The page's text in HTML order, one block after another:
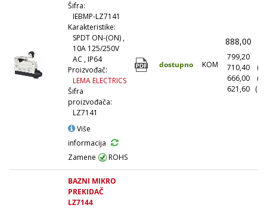
Šifra:
IEBMP-LZ7141
Karakteristike:
SPDT ON-(ON) ,
10A 125/250V
AC , IP64
Proizvođač:
LEMA ELECTRICS
Šifra
proizvođača:
LZ7141
Više
informacija
Zamene
ROHS
dostupno KOM
888,00
799,20
710,40
666,00
621,60
BAZNI MIKRO
PREKIDAČ
LZ7144